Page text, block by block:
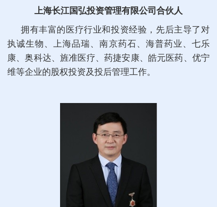
上海长江国弘投资管理有限公司合伙人
拥有丰富的医疗行业和投资经验，先后主导了对
执诚生物、上海品瑞、南京药石、海普药业、七乐
康、奥科达、旌准医疗、药捷安康、皓元医药、优宁
维等企业的股权投资及投后管理工作。